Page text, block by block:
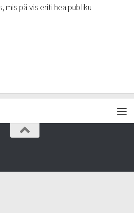
mis pälvis eriti hea publiku